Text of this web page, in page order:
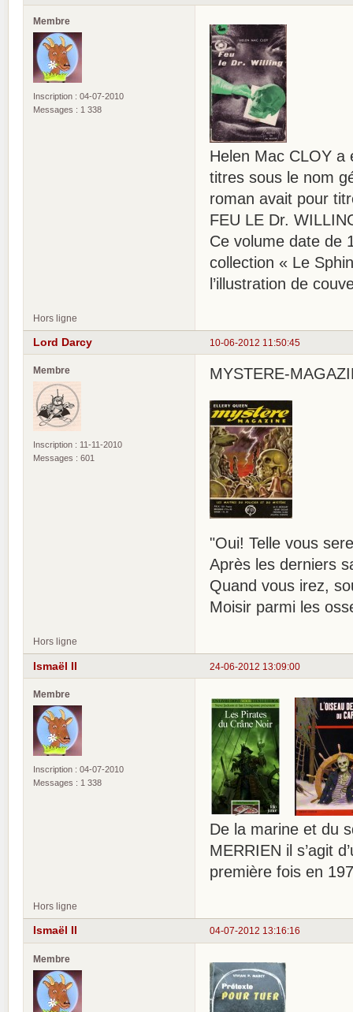
Membre
Inscription : 04-07-2010
Messages : 1 338
Helen Mac CLOY a
titres sous le nom
roman avait pour
FEU LE Dr.
Ce volume date de
collection « Le
l’illustration de
Hors ligne
10-06-2012 11:50:45
Lord Darcy
Membre
Inscription : 11-11-2010
Messages : 601
MYSTERE-
"Oui! Telle vous
Après les derniers
Quand vous irez,
Moisir parmi les
Hors ligne
24-06-2012 13:09:00
Ismaël II
Membre
Inscription : 04-07-2010
Messages : 1 338
De la marine et du
MERRIEN il s’agit
première fois en
Hors ligne
04-07-2012 13:16:16
Ismaël II
Membre